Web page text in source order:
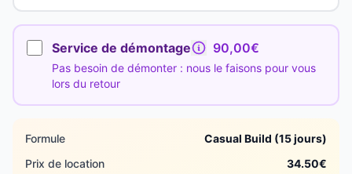
Service de démontage 90,00€
Pas besoin de démonter : nous le faisons pour vous
lors du retour
Formule
Casual Build (15 jours)
Prix de location
34.50€